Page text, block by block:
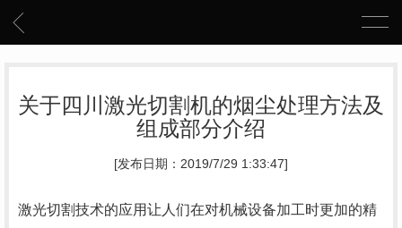
关于四川激光切割机的烟尘处理方法及
组成部分介绍
[发布日期：2019/7/29 1:33:47]
激光切割技术的应用让人们在对机械设备加工时更加的精